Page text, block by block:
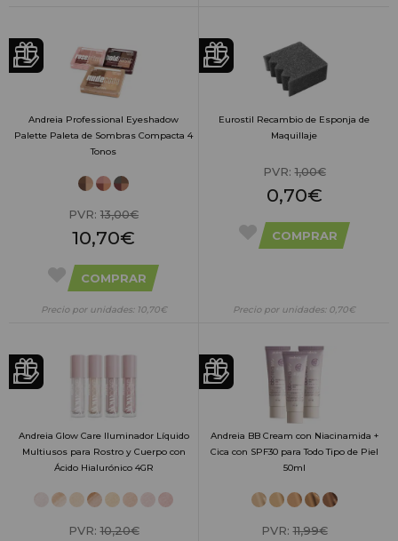
Andreia Professional Eyeshadow
Palette Paleta de Sombras Compacta 4
Tonos
PVR: 13,00€
10,70€
COMPRAR
Precio por unidades: 10,70€
Eurostil Recambio de Esponja de
Maquillaje
PVR:1,00€
0,70€
COMPRAR
Precio por unidades: 0,70€
Andreia Glow Care Iluminador Líquido
Multiusos para Rostro y Cuerpo con
Ácido Hialurónico 4GR
PVR:10,20€
Andreia BB Cream con Niacinamida +
Cica con SPF30 para Todo Tipo de Piel
50ml
PVR:11,99€